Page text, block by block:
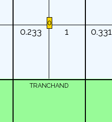
0.233 1
0
0.331
TRANCHAND